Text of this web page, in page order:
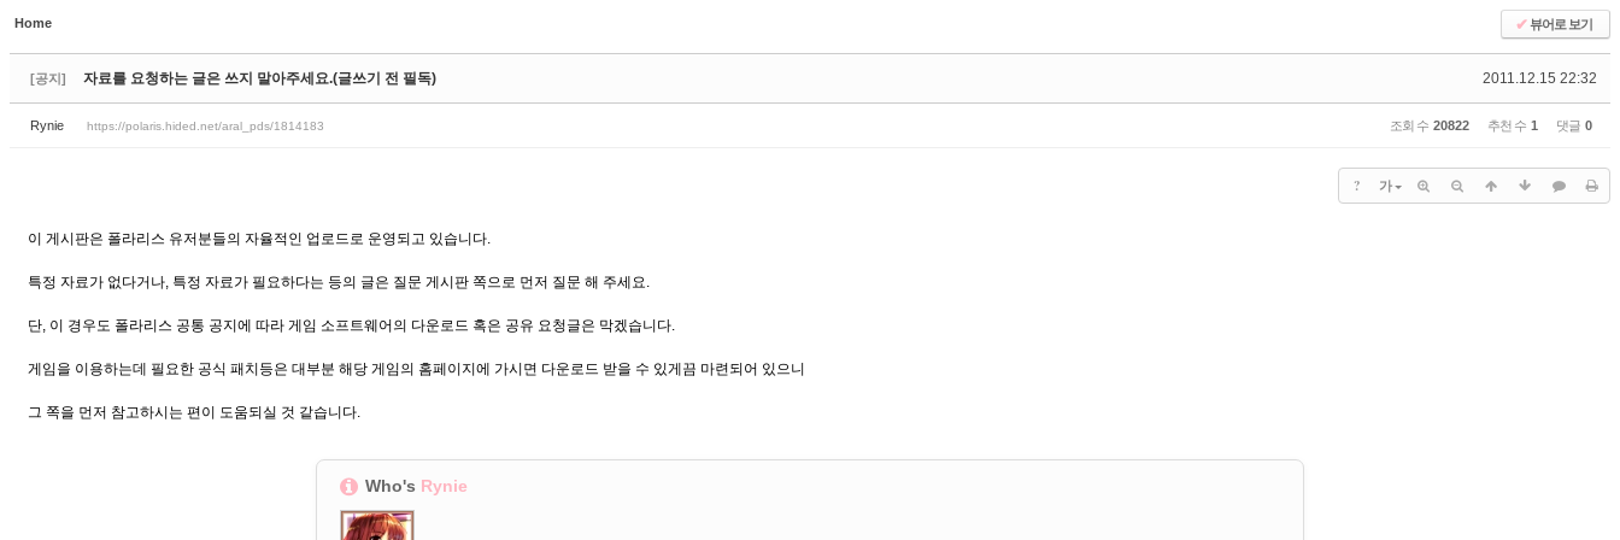
Home ✔뷰어로 보기
[공지] 2011.12.15 22:32
자료를 요청하는 글은 쓰지 말아주세요.(글쓰기 전 필독)
Rynie https://polaris.hided.net/aral_pds/1814183 조회 수 20822 추천 수 1 댓글 0
? 가
이 게시판은 폴라리스 유저분들의 자율적인 업로드로 운영되고 있습니다.
특정 자료가 없다거나, 특정 자료가 필요하다는 등의 글은 질문 게시판 쪽으로 먼저 질문 해 주세요.
단, 이 경우도 폴라리스 공통 공지에 따라 게임 소프트웨어의 다운로드 혹은 공유 요청글은 막겠습니다.
게임을 이용하는데 필요한 공식 패치등은 대부분 해당 게임의 홈페이지에 가시면 다운로드 받을 수 있게끔 마련되어 있으니
그 쪽을 먼저 참고하시는 편이 도움되실 것 같습니다.
Who's Rynie
Sketchbook5, 스케치북5
Sketchbook5, 스케치북5
Sketchbook5, 스케치북5
Sketchbook5, 스케치북5